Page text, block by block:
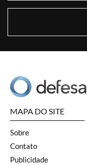
MAPA DO SITE
Sobre
Contato
Publicidade